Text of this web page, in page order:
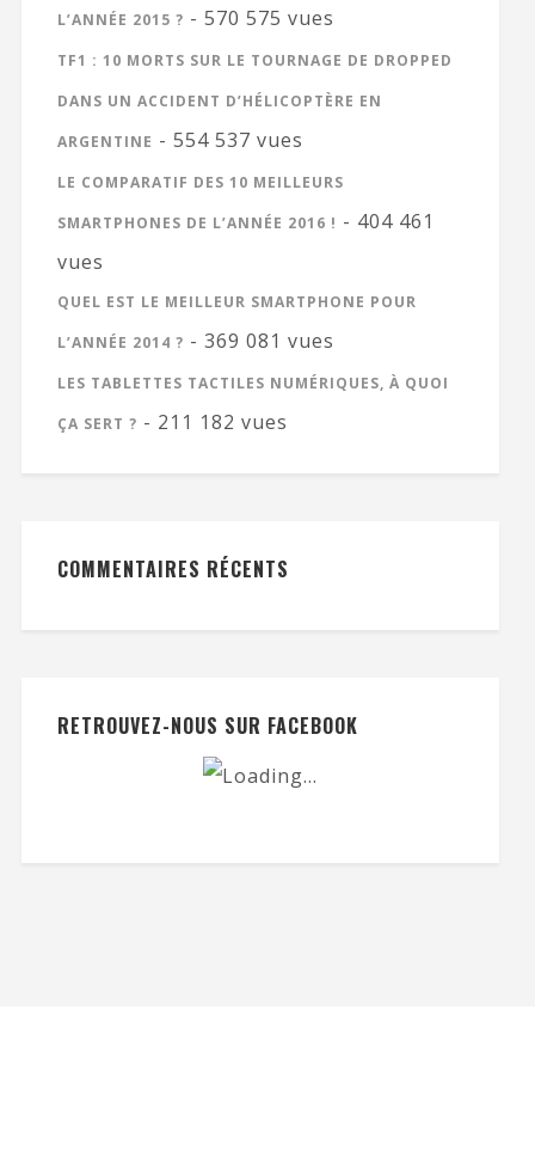
L’ANNÉE 2015 ? - 570 575 vues
TF1 : 10 MORTS SUR LE TOURNAGE DE DROPPED
DANS UN ACCIDENT D’HÉLICOPTÈRE EN
ARGENTINE - 554 537 vues
LE COMPARATIF DES 10 MEILLEURS
SMARTPHONES DE L’ANNÉE 2016 ! - 404 461
vues
QUEL EST LE MEILLEUR SMARTPHONE POUR
L’ANNÉE 2014 ? - 369 081 vues
LES TABLETTES TACTILES NUMÉRIQUES, À QUOI
ÇA SERT ? - 211 182 vues
COMMENTAIRES RÉCENTS
RETROUVEZ-NOUS SUR FACEBOOK